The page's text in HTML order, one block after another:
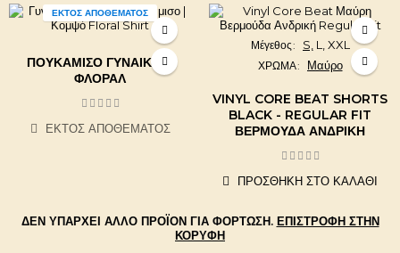
ΕΚΤΌΣ ΑΠΟΘΈΜΑΤΟΣ
ΠΟΥΚΆΜΙΣΟ ΓΥΝΑΙΚΕΊΟ
ΦΛΟΡΆΛ
ΕΚΤΌΣ ΑΠΟΘΈΜΑΤΟΣ
Μέγεθος S, L, XXL
ΧΡΩΜΑ Μαύρο
VINYL CORE BEAT SHORTS
BLACK - REGULAR FIT
ΒΕΡΜΟΎΔΑ ΑΝΔΡΙΚΉ
ΠΡΟΣΘΉΚΗ ΣΤΟ ΚΑΛΆΘΙ
ΔΕΝ ΥΠΆΡΧΕΙ ΆΛΛΟ ΠΡΟΪΌΝ ΓΙΑ ΦΌΡΤΩΣΗ. ΕΠΙΣΤΡΟΦΉ ΣΤΗΝ
ΚΟΡΥΦΉ